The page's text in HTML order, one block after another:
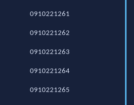
0910221261
0910221262
0910221263
0910221264
0910221265